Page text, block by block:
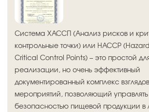
Система ХАССП (Анализ рисков и
контрольные точки) или HACCP
Critical Control Points) – это простой
реализации, но очень эффективный
документированный комплекс
мероприятий, позволяющий управлять
безопасностью пищевой продукции в